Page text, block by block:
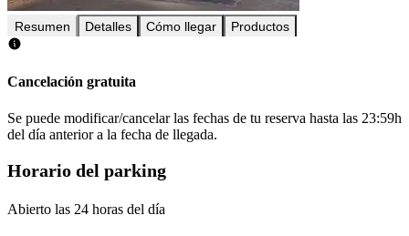
Resumen Detalles Cómo llegar Productos
Cancelación gratuita
Se puede modificar/cancelar las fechas de tu reserva hasta las 23:59h
del día anterior a la fecha de llegada.
Horario del parking
Abierto las 24 horas del día